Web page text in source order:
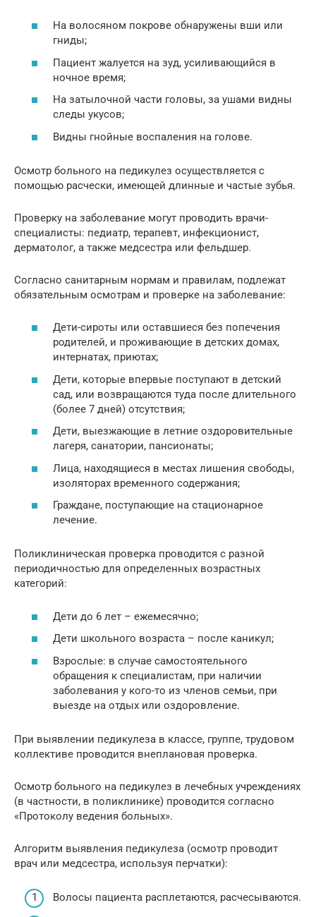
На волосяном покрове обнаружены вши или
гниды;
Пациент жалуется на зуд, усиливающийся в
ночное время;
На затылочной части головы, за ушами видны
следы укусов;
Видны гнойные воспаления на голове.
Осмотр больного на педикулез осуществляется с
помощью расчески, имеющей длинные и частые зубья.
Проверку на заболевание могут проводить врачи-
специалисты: педиатр, терапевт, инфекционист,
дерматолог, а также медсестра или фельдшер.
Согласно санитарным нормам и правилам, подлежат
обязательным осмотрам и проверке на заболевание:
Дети-сироты или оставшиеся без попечения
родителей, и проживающие в детских домах,
интернатах, приютах;
Дети, которые впервые поступают в детский
сад, или возвращаются туда после длительного
(более 7 дней) отсутствия;
Дети, выезжающие в летние оздоровительные
лагеря, санатории, пансионаты;
Лица, находящиеся в местах лишения свободы,
изоляторах временного содержания;
Граждане, поступающие на стационарное
лечение.
Поликлиническая проверка проводится с разной
периодичностью для определенных возрастных
категорий:
Дети до 6 лет – ежемесячно;
Дети школьного возраста – после каникул;
Взрослые: в случае самостоятельного
обращения к специалистам, при наличии
заболевания у кого-то из членов семьи, при
выезде на отдых или оздоровление.
При выявлении педикулеза в классе, группе, трудовом
коллективе проводится внеплановая проверка.
Осмотр больного на педикулез в лечебных учреждениях
(в частности, в поликлинике) проводится согласно
«Протоколу ведения больных».
Алгоритм выявления педикулеза (осмотр проводит
врач или медсестра, используя перчатки):
Волосы пациента расплетаются, расчесываются.